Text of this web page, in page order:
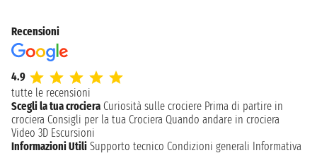
Recensioni
4.9
tutte le recensioni
Scegli la tua crociera Curiosità sulle crociere Prima di partire in
crociera Consigli per la tua Crociera Quando andare in crociera
Video 3D Escursioni
Informazioni Utili Supporto tecnico Condizioni generali Informativa